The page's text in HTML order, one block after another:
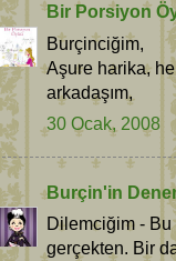
Bir Porsiyon
Burçinciğim,
Aşure harika,
arkadaşım,
30 Ocak, 2008
Burçin'in
Dilemciğim - Bu
gerçekten. Bir